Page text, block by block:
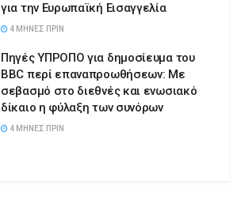
για την Ευρωπαϊκή Εισαγγελία
4 ΜΉΝΕΣ ΠΡΙΝ
Πηγές ΥΠΡΟΠΟ για δημοσίευμα του
BBC περί επαναπροωθήσεων: Με
σεβασμό στο διεθνές και ενωσιακό
δίκαιο η φύλαξη των συνόρων
4 ΜΉΝΕΣ ΠΡΙΝ